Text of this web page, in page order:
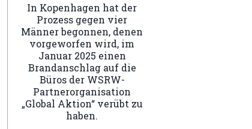
In Kopenhagen hat der
Prozess gegen vier
Männer begonnen, denen
vorgeworfen wird, im
Januar 2025 einen
Brandanschlag auf die
Büros der WSRW-
Partnerorganisation
„Global Aktion“ verübt zu
haben.